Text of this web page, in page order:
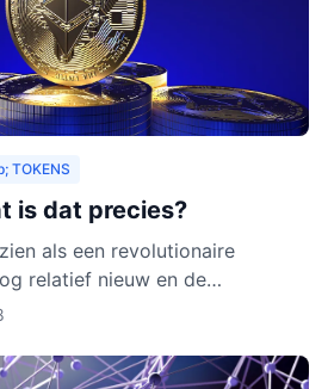
TOKENS
is dat precies?
als een revolutionaire
relatief nieuw en de
zich de komende jaren verder